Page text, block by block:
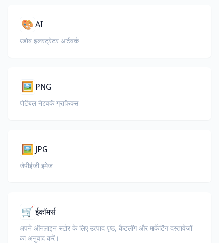
🎨AI
एडोब इलस्ट्रेटर आर्टवर्क
🖼️ PNG
पोर्टेबल नेटवर्क ग्राफिक्स
🖼️ JPG
जेपीईजी इमेज
🛒ईकॉमर्स
अपने ऑनलाइन स्टोर के लिए उत्पाद पृष्ठ, कैटलॉग और मार्केटिंग दस्तावेज़ों
का अनुवाद करें।